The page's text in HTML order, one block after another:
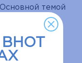
темой
ошибки и
работников
019/2011, а
в